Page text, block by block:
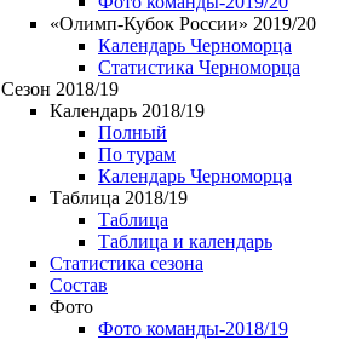
«Олимп-Кубок России» 2019/20
Календарь Черноморца
Статистика Черноморца
Сезон 2018/19
Календарь 2018/19
Полный
По турам
Календарь Черноморца
Таблица 2018/19
Таблица
Таблица и календарь
Статистика сезона
Состав
Фото
Фото команды-2018/19